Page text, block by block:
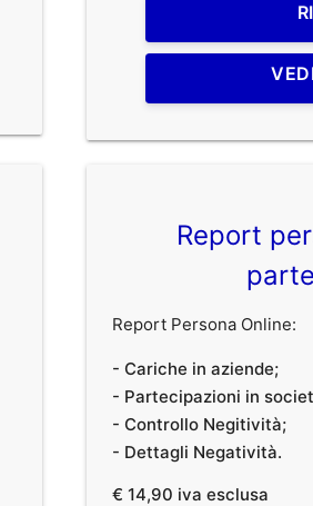
Report
Report Persona Online:
- Cariche in aziende;
- Partecipazioni in
- Controllo Negitività;
- Dettagli Negatività.
€ 14,90 iva esclusa